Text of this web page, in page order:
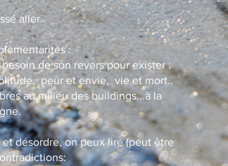
aller.
:
de son revers pour exister :
peur et envie, vie et mort..
au milieu des buildings...à la
désordre, on peux lire (peut être